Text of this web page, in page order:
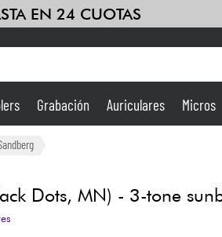
EN 24 CUOTAS
Ampli & Efectos
Grabación
Grabación Auriculares Micros
Dots, MN) - 3-tone